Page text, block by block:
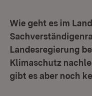
Wie geht es im
Landesregierung
Klimaschutz
gibt es aber noch